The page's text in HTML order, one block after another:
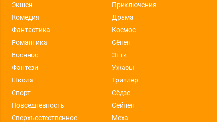
Экшен
Приключения
Комедия
Драма
Фантастика
Космос
Романтика
Сёнен
Военное
Этти
Фэнтези
Ужасы
Школа
Триллер
Спорт
Сёдзе
Повседневность
Сейнен
Сверхъестественное
Меха